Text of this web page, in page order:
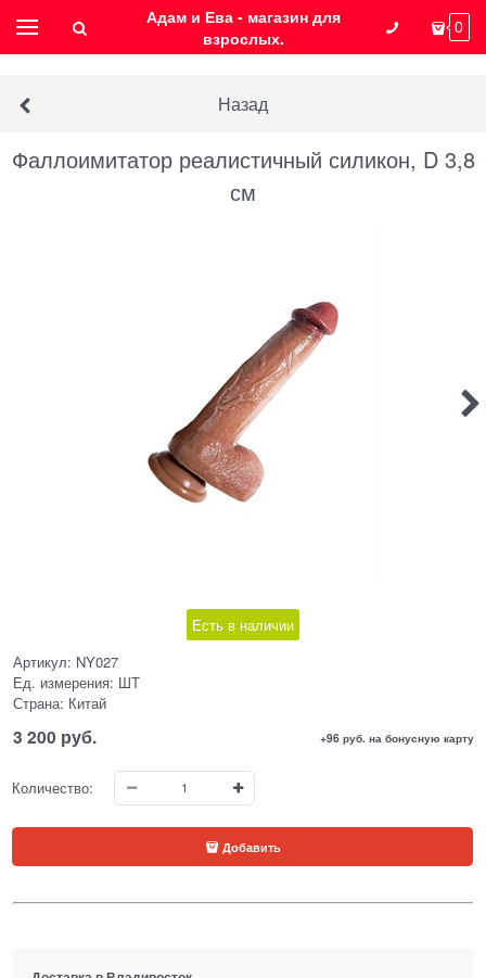
Адам и Ева - магазин для
взрослых.
0
Назад
Фаллоимитатор реалистичный силикон, D 3,8
см
Есть в наличии
Артикул: NY027
Ед. измерения: ШТ
Страна: Китай
3 200 руб. +96 руб. на бонусную карту
Количество:
Добавить